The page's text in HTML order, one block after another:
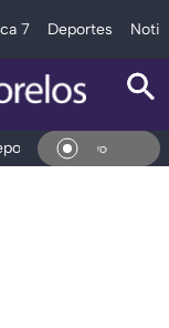
7 Deportes
Espectáculos
En